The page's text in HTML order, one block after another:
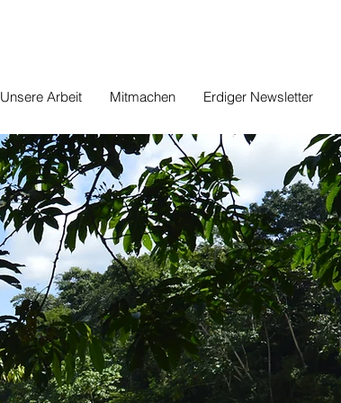
Unsere Arbeit Mitmachen Erdiger Newsletter